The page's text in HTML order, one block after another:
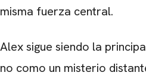
misma fuerza central.
Alex sigue siendo la
no como un misterio